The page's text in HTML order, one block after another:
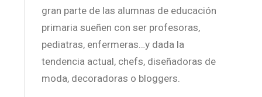
gran parte de las alumnas de educación
primaria sueñen con ser profesoras,
pediatras, enfermeras…y dada la
tendencia actual, chefs, diseñadoras de
moda, decoradoras o bloggers.